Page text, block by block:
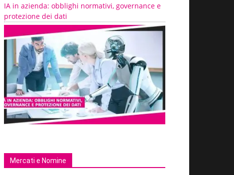
IA in azienda: obblighi normativi, governance e
protezione dei dati
Mercati e Nomine